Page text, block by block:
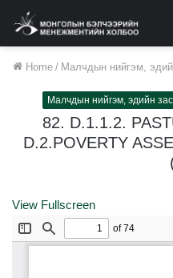
Home / Малчдын нийгэм,
Малчдын нийгэм, эдийн
82. D.1.1.2.
D.2.POVERTY
View Fullscreen